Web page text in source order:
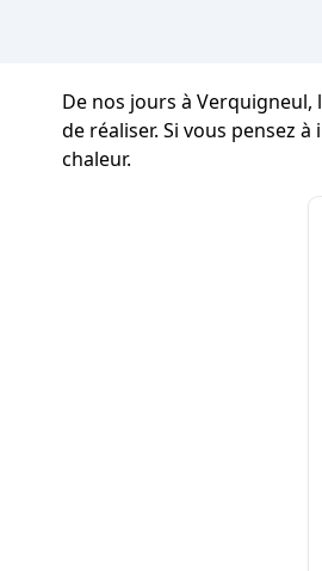
De nos jours à
de réaliser. Si vous pensez
chaleur.